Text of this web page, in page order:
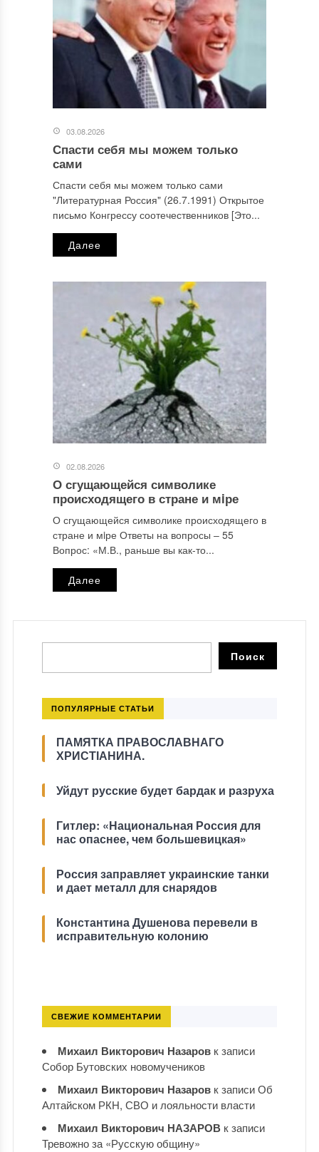
03.08.2026
Спасти себя мы можем только
сами
Спасти себя мы можем только сами
"Литературная Россия" (26.7.1991) Открытое
письмо Конгрессу соотечественников [Это...
Далее
02.08.2026
О сгущающейся символике
происходящего в стране и мiре
О сгущающейся символике происходящего в
стране и мiре Ответы на вопросы ‒ 55
Вопрос: «М.В., раньше вы как-то...
Далее
ПОПУЛЯРНЫЕ СТАТЬИ
ПАМЯТКА ПРАВОСЛАВНАГО
ХРИСТІАНИНА.
Уйдут русские будет бардак и разруха
Гитлер: «Национальная Россия для
нас опаснее, чем большевицкая»
Россия заправляет украинские танки
и дает металл для снарядов
Константина Душенова перевели в
исправительную колонию
СВЕЖИЕ КОММЕНТАРИИ
Михаил Викторович Назаровк записи
Собор Бутовских новомучеников
Михаил Викторович Назаровк записиОб
Алтайском РКН, СВО и лояльности власти
Михаил Викторович НАЗАРОВ к записи
Тревожно за «Русскую общину»